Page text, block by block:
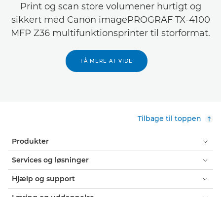
Print og scan store volumener hurtigt og
sikkert med Canon imagePROGRAF TX-4100
MFP Z36 multifunktionsprinter til storformat.
FÅ MERE AT VIDE
Tilbage til toppen
Produkter
Services og løsninger
Hjælp og support